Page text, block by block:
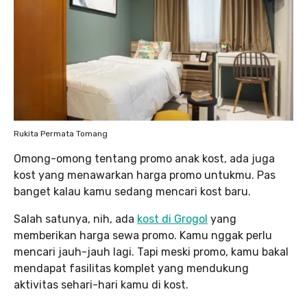
Rukita Permata Tomang
Omong-omong tentang promo anak kost, ada juga
kost yang menawarkan harga promo untukmu. Pas
banget kalau kamu sedang mencari kost baru.
Salah satunya, nih, ada kost di Grogol yang
memberikan harga sewa promo. Kamu nggak perlu
mencari jauh-jauh lagi. Tapi meski promo, kamu bakal
mendapat fasilitas komplet yang mendukung
aktivitas sehari-hari kamu di kost.